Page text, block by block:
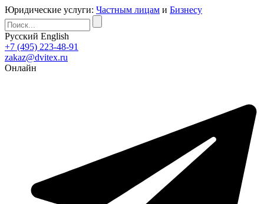
Юридические услуги: Частным лицам и Бизнесу
Русский English
+7 (495) 223-48-91
zakaz@dvitex.ru
Онлайн